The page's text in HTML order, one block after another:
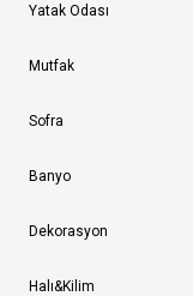
Yatak Odası
Mutfak
Sofra
Banyo
Dekorasyon
Halı&Kilim